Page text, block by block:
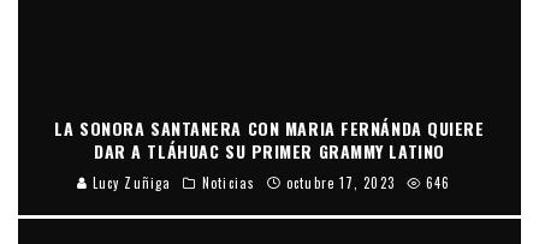
LA SONORA SANTANERA CON MARIA FERNÁNDA QUIERE
DAR A TLÁHUAC SU PRIMER GRAMMY LATINO
Lucy Zuñiga Noticias octubre 17, 2023 646